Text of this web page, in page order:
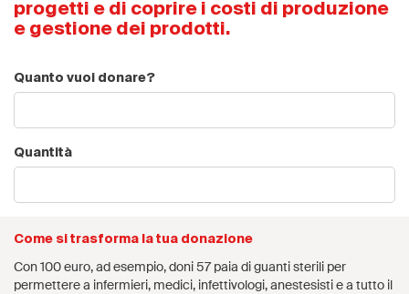
progetti e di coprire i costi di produzione
e gestione dei prodotti.
Quanto vuoi donare?
Quantità
Come si trasforma la tua donazione
Con 100 euro, ad esempio, doni 57 paia di guanti sterili per
permettere a infermieri, medici, infettivologi, anestesisti e a tutto il